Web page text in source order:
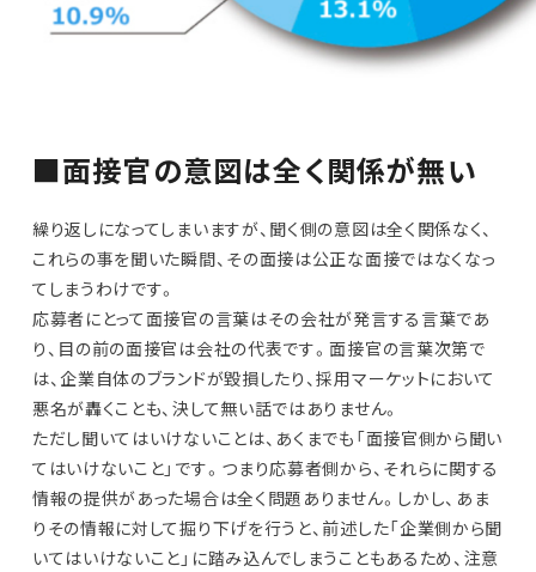
■面接官の意図は全く関係が無い
繰り返しになってしまいますが、聞く側の意図は全く関係なく、
これらの事を聞いた瞬間、その面接は公正な面接ではなくなっ
てしまうわけです。
応募者にとって面接官の言葉はその会社が発言する言葉であ
り、目の前の面接官は会社の代表です。面接官の言葉次第で
は、企業自体のブランドが毀損したり、採用マーケットにおいて
悪名が轟くことも、決して無い話ではありません。
ただし聞いてはいけないことは、あくまでも「面接官側から聞い
てはいけないこと」です。つまり応募者側から、それらに関する
情報の提供があった場合は全く問題ありません。しかし、あま
りその情報に対して掘り下げを行うと、前述した「企業側から聞
いてはいけないこと」に踏み込んでしまうこともあるため、注意